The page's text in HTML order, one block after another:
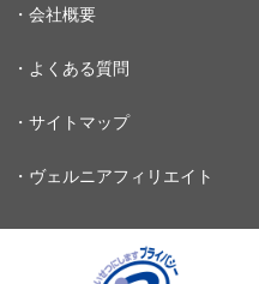
・会社概要
・よくある質問
・サイトマップ
・ヴェルニアフィリエイト